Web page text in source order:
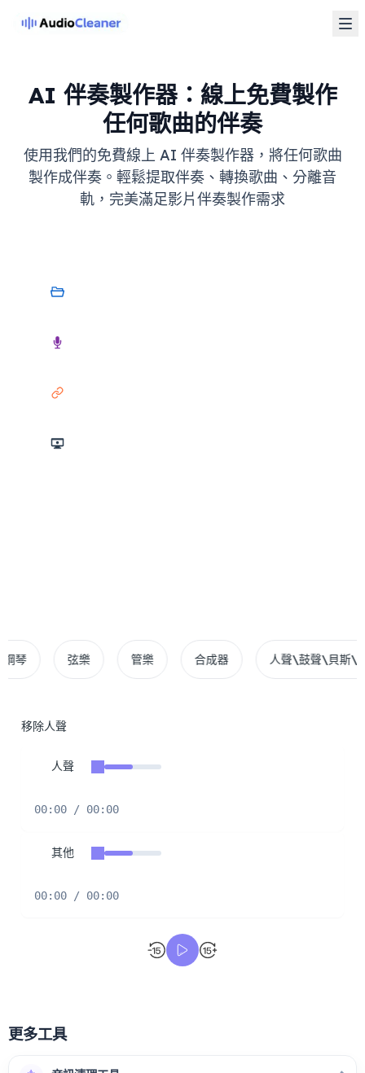
AI 伴奏製作器：線上免費製作
任何歌曲的伴奏
使用我們的免費線上 AI 伴奏製作器，將任何歌曲
製作成伴奏。輕鬆提取伴奏、轉換歌曲、分離音
軌，完美滿足影片伴奏製作需求
合成器 人聲\鼓聲\貝斯\吉他\
移除人聲
人聲
00:00 / 00:00
其他
00:00 / 00:00
更多工具